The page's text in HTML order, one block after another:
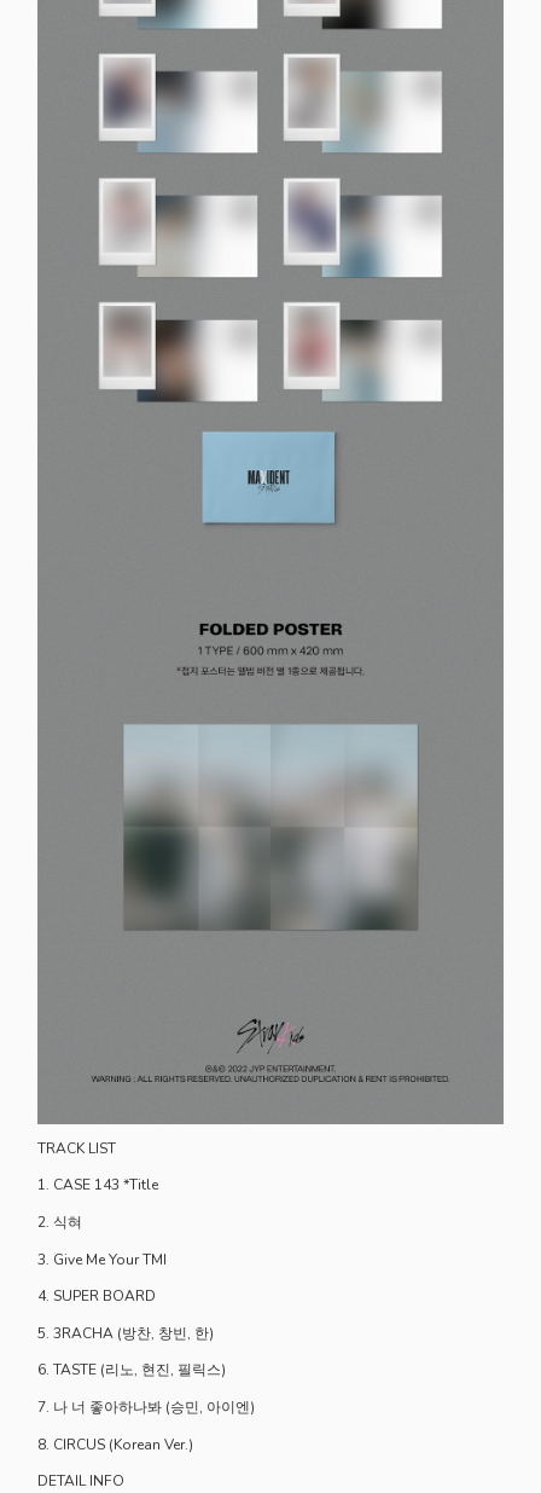
TRACK LIST
1. CASE 143 *Title
2. 식혀
3. Give Me Your TMI
4. SUPER BOARD
5. 3RACHA (방찬, 창빈, 한)
6. TASTE (리노, 현진, 필릭스)
7. 나 너 좋아하나봐 (승민, 아이엔)
8. CIRCUS (Korean Ver.)
DETAIL INFO